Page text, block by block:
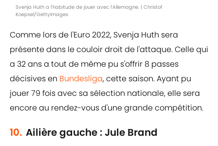
Svenja Huth a l'habitude de jouer avec l'Allemagne. | Christof
Koepsel/GettyImages
Comme lors de l'Euro 2022, Svenja Huth sera
présente dans le couloir droit de l'attaque. Celle qui
a 32 ans a tout de même pu s'offrir 8 passes
décisives en Bundesliga, cette saison. Ayant pu
jouer 79 fois avec sa sélection nationale, elle sera
encore au rendez-vous d'une grande compétition.
10. Ailière gauche : Jule Brand